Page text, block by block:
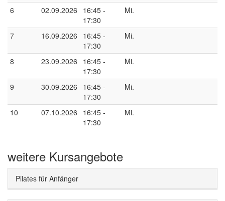
6 02.09.2026
16:45 -
17:30
Mi.
7 16.09.2026
16:45 -
17:30
Mi.
8 23.09.2026
16:45 -
17:30
Mi.
9 30.09.2026
16:45 -
17:30
Mi.
10 07.10.2026
16:45 -
17:30
Mi.
weitere Kursangebote
Pilates für Anfänger